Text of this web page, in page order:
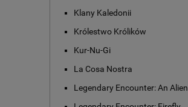
Klany Kaledonii
Królestwo Królików
Kur-Nu-Gi
La Cosa Nostra
Legendary Encounter: An Alien